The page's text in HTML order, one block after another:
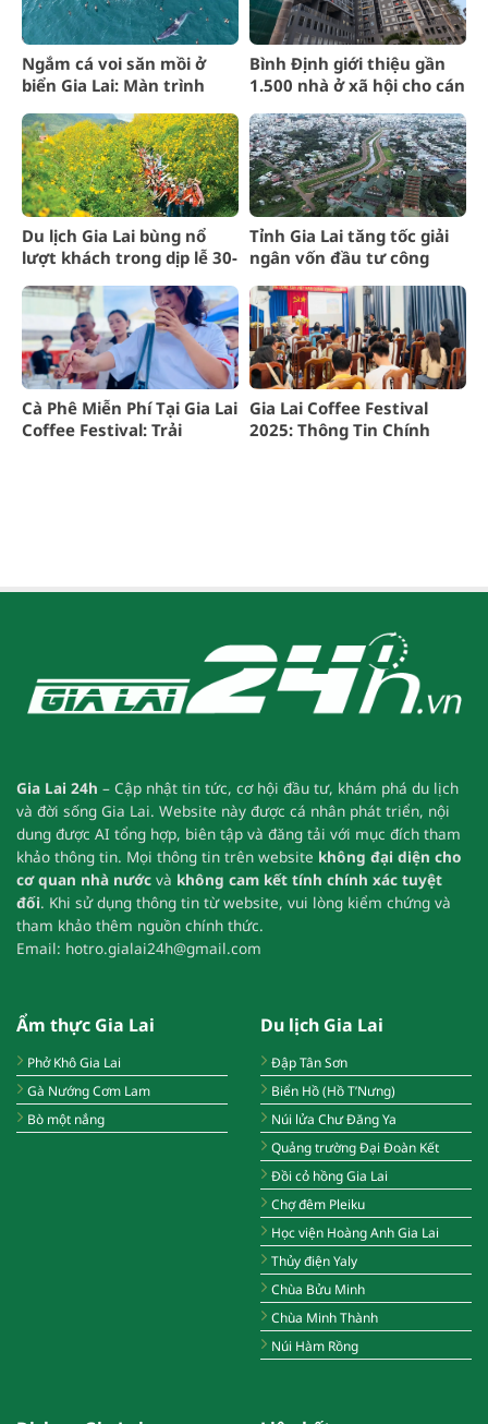
Ngắm cá voi săn mồi ở
biển Gia Lai: Màn trình
khổng lồ”
Bình Định giới thiệu gần
1.500 nhà ở xã hội cho cán
Du lịch Gia Lai bùng nổ
lượt khách trong dịp lễ 30-
Tỉnh Gia Lai tăng tốc giải
ngân vốn đầu tư công
Cà Phê Miễn Phí Tại Gia Lai
Coffee Festival: Trải
Gia Lai Coffee Festival
2025: Thông Tin Chính
Gia Lai 24h – Cập nhật tin tức, cơ hội đầu tư, khám phá du lịch
và đời sống Gia Lai. Website này được cá nhân phát triển, nội
dung được AI tổng hợp, biên tập và đăng tải với mục đích tham
khảo thông tin. Mọi thông tin trên website không đại diện cho
cơ quan nhà nước và không cam kết tính chính xác tuyệt
đối. Khi sử dụng thông tin từ website, vui lòng kiểm chứng và
tham khảo thêm nguồn chính thức.
Email: hotro.gialai24h@gmail.com
Ẩm thực Gia Lai
Phở Khô Gia Lai
Gà Nướng Cơm Lam
Bò một nắng
Du lịch Gia Lai
Đập Tân Sơn
Biển Hồ (Hồ T’Nưng)
Núi lửa Chư Đăng Ya
Quảng trường Đại Đoàn Kết
Đồi cỏ hồng Gia Lai
Chợ đêm Pleiku
Học viện Hoàng Anh Gia Lai
Thủy điện Yaly
Chùa Bửu Minh
Chùa Minh Thành
Núi Hàm Rồng